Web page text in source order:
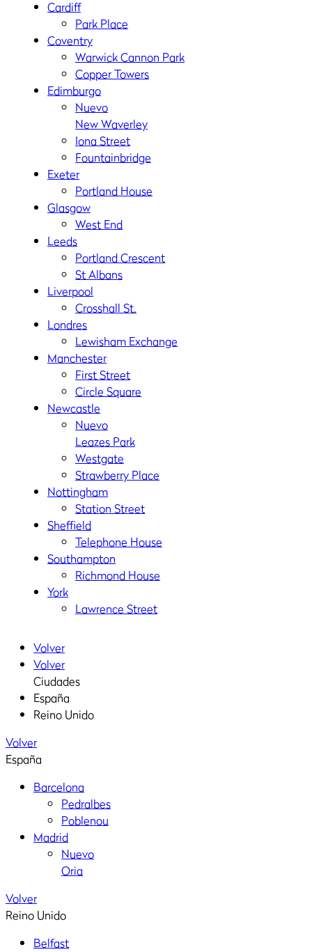
Cardiff
Park Place
Coventry
Warwick Cannon Park
Copper Towers
Edimburgo
Nuevo
New Waverley
Iona Street
Fountainbridge
Exeter
Portland House
Glasgow
West End
Leeds
Portland Crescent
St Albans
Liverpool
Crosshall St.
Londres
Lewisham Exchange
Manchester
First Street
Circle Square
Newcastle
Nuevo
Leazes Park
Westgate
Strawberry Place
Nottingham
Station Street
Sheffield
Telephone House
Southampton
Richmond House
York
Lawrence Street
Volver
Volver
Ciudades
España
Reino Unido
Volver
España
Barcelona
Pedralbes
Poblenou
Madrid
Nuevo
Oria
Volver
Reino Unido
Belfast